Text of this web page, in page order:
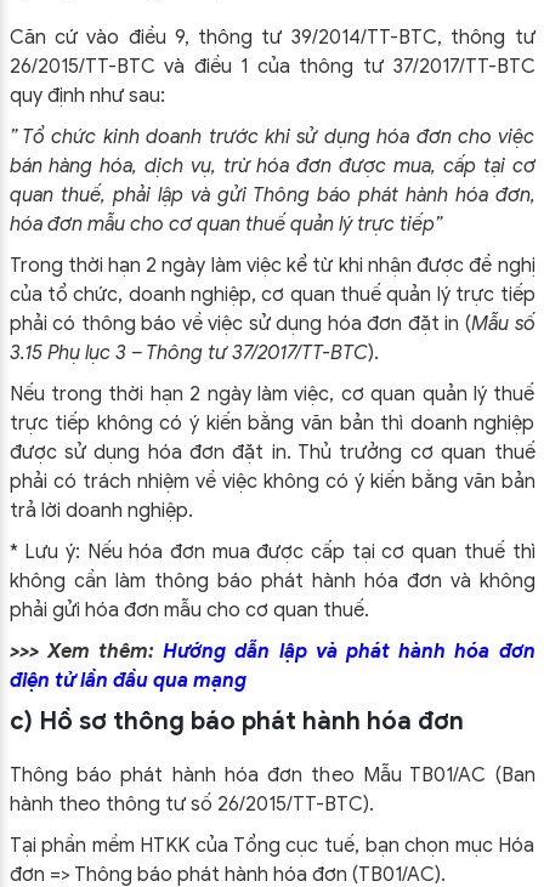
Căn cứ vào điều 9, thông tư 39/2014/TT-BTC, thông tư
26/2015/TT-BTC và điều 1 của thông tư 37/2017/TT-BTC
quy định như sau:
” Tổ chức kinh doanh trước khi sử dụng hóa đơn cho việc
bán hàng hóa, dịch vụ, trừ hóa đơn được mua, cấp tại cơ
quan thuế, phải lập và gửi Thông báo phát hành hóa đơn,
hóa đơn mẫu cho cơ quan thuế quản lý trực tiếp”
Trong thời hạn 2 ngày làm việc kể từ khi nhận được đề nghị
của tổ chức, doanh nghiệp, cơ quan thuế quản lý trực tiếp
phải có thông báo về việc sử dụng hóa đơn đặt in (Mẫu số
3.15 Phụ lục 3 – Thông tư 37/2017/TT-BTC).
Nếu trong thời hạn 2 ngày làm việc, cơ quan quản lý thuế
trực tiếp không có ý kiến bằng văn bản thì doanh nghiệp
được sử dụng hóa đơn đặt in. Thủ trưởng cơ quan thuế
phải có trách nhiệm về việc không có ý kiến bằng văn bản
trả lời doanh nghiệp.
* Lưu ý: Nếu hóa đơn mua được cấp tại cơ quan thuế thì
không cần làm thông báo phát hành hóa đơn và không
phải gửi hóa đơn mẫu cho cơ quan thuế.
>>> Xem thêm:Hướng dẫn lập và phát hành hóa đơn
điện tử lần đầu qua mạng
c) Hồ sơ thông báo phát hành hóa đơn
Thông báo phát hành hóa đơn theo Mẫu TB01/AC (Ban
hành theo thông tư số 26/2015/TT-BTC).
Tại phần mềm HTKK của Tổng cục tuế, bạn chọn mục Hóa
đơn => Thông báo phát hành hóa đơn (TB01/AC).